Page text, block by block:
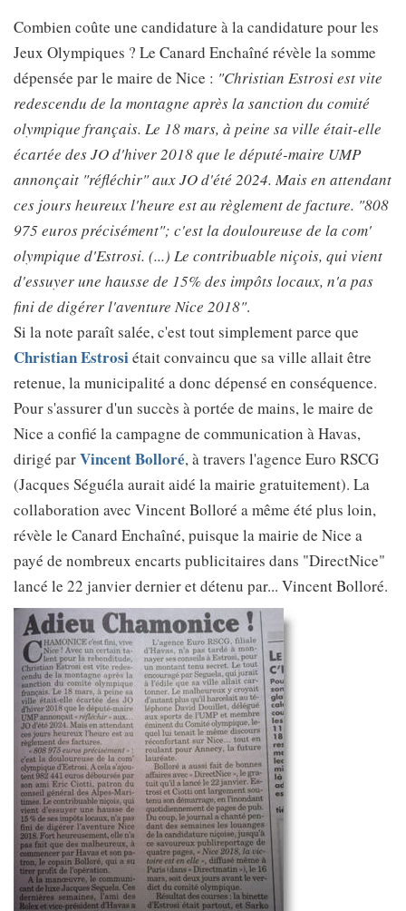
Combien coûte une candidature à la candidature pour les
Jeux Olympiques ? Le Canard Enchaîné révèle la somme
dépensée par le maire de Nice : "Christian Estrosi est vite
redescendu de la montagne après la sanction du comité
olympique français. Le 18 mars, à peine sa ville était-elle
écartée des JO d'hiver 2018 que le député-maire UMP
annonçait "réfléchir" aux JO d'été 2024. Mais en attendant
ces jours heureux l'heure est au règlement de facture. "808
975 euros précisément"; c'est la douloureuse de la com'
olympique d'Estrosi. (...) Le contribuable niçois, qui vient
d'essuyer une hausse de 15% des impôts locaux, n'a pas
fini de digérer l'aventure Nice 2018".
Si la note paraît salée, c'est tout simplement parce que
Christian Estrosiétait convaincu que sa ville allait être
retenue, la municipalité a donc dépensé en conséquence.
Pour s'assurer d'un succès à portée de mains, le maire de
Nice a confié la campagne de communication à Havas,
dirigé parVincent Bolloré, à travers l'agence Euro RSCG
(Jacques Séguéla aurait aidé la mairie gratuitement). La
collaboration avec Vincent Bolloré a même été plus loin,
révèle le Canard Enchaîné, puisque la mairie de Nice a
payé de nombreux encarts publicitaires dans "DirectNice"
lancé le 22 janvier dernier et détenu par... Vincent Bolloré.